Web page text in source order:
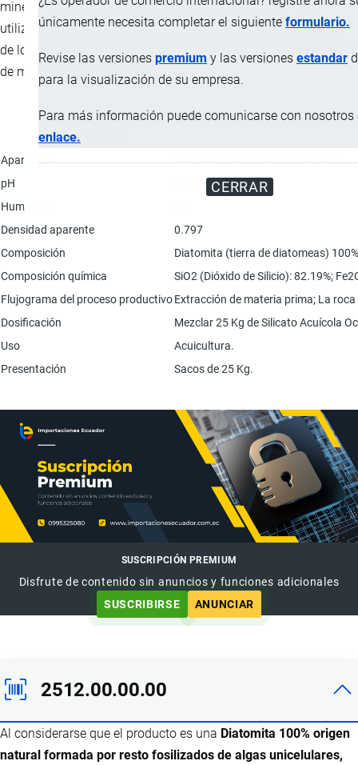
únicamente necesita completar el siguiente formulario.
Revise las versiones premium y las versiones estandar
para la visualización de su empresa.
Para más información puede comunicarse con nosotros
enlace.
CERRAR
minerales, y tiene una densidad aparente de 0.79 g/ml, se
utiliza para mejorar la calidad del agua, el suelo y la nutrición
de los camarones y langostinos, además es un agente quelante
de metales pesados, entre otros.
Característica
Apariencia
Polvo Fino de color crema, inodoro.
pH
Humedad
Densidad aparente
0.797
Composición
Diatomita (tierra de diatomeas) 100%
Composición química
SiO2 (Dióxido de Silicio): 82.19%;
Flujograma del proceso productivoExtracción de materia prima; La
Dosificación
Mezclar 25 Kg de Silicato Acuícola
Uso
Acuicultura.
Presentación
Sacos de 25 Kg.
SUSCRIPCIÓN PREMIUM
Disfrute de contenido sin anuncios y funciones adicionales
SUSCRIBIRSE
ANUNCIAR
2512.00.00.00
Al considerarse que el producto es una Diatomita 100% origen
natural formada por resto fosilizados de algas unicelulares,